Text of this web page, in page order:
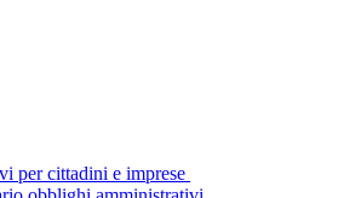
per cittadini e imprese